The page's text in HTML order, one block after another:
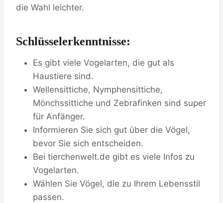
die Wahl leichter.
Schlüsselerkenntnisse:
Es gibt viele Vogelarten, die gut als
Haustiere sind.
Wellensittiche, Nymphensittiche,
Mönchssittiche und Zebrafinken sind super
für Anfänger.
Informieren Sie sich gut über die Vögel,
bevor Sie sich entscheiden.
Bei tierchenwelt.de gibt es viele Infos zu
Vogelarten.
Wählen Sie Vögel, die zu Ihrem Lebensstil
passen.